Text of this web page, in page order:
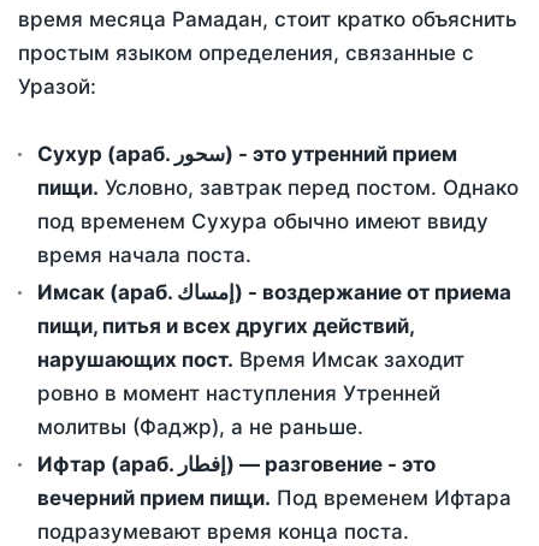
время месяца Рамадан, стоит кратко объяснить
простым языком определения, связанные с
Уразой:
Сухур (араб. سحور) - это утренний прием
пищи. Условно, завтрак перед постом. Однако
под временем Сухура обычно имеют ввиду
время начала поста.
Имсак (араб. إمساك) - воздержание от приема
пищи, питья и всех других действий,
нарушающих пост. Время Имсак заходит
ровно в момент наступления Утренней
молитвы (Фаджр), а не раньше.
Ифтар (араб. إفطار) — разговение - это
вечерний прием пищи. Под временем Ифтара
подразумевают время конца поста.